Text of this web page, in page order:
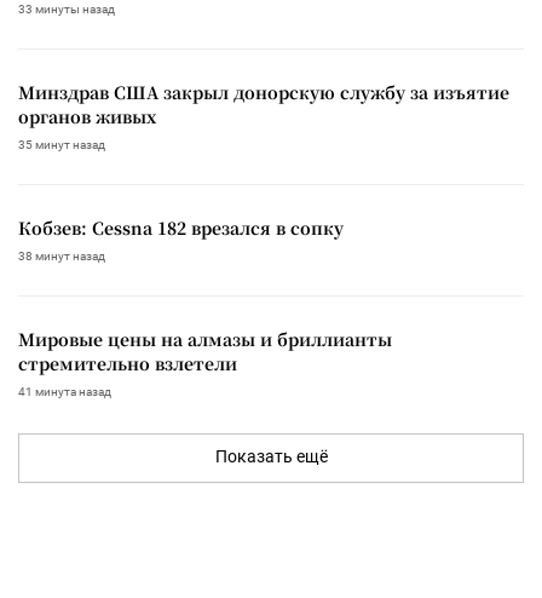
33 минуты назад
Минздрав США закрыл донорскую службу за изъятие
органов живых
35 минут назад
Кобзев: Cessna 182 врезался в сопку
38 минут назад
Мировые цены на алмазы и бриллианты
стремительно взлетели
41 минута назад
Показать ещё